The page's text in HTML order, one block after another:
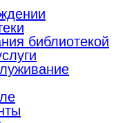
библиотекой